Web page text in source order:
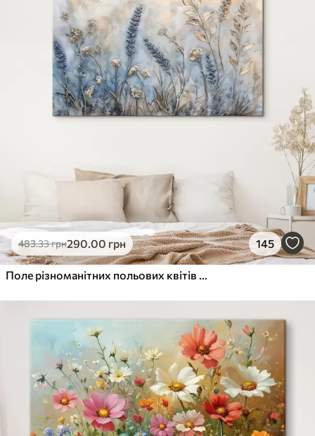
483.33грн290.00 грн 145
Поле різноманітних польових квітів та рослин у відтінках синього, білого та бежевого на м'якому, туманному тлі